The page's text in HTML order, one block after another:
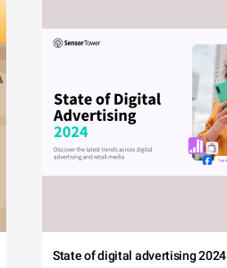
State of digital advertising 2024